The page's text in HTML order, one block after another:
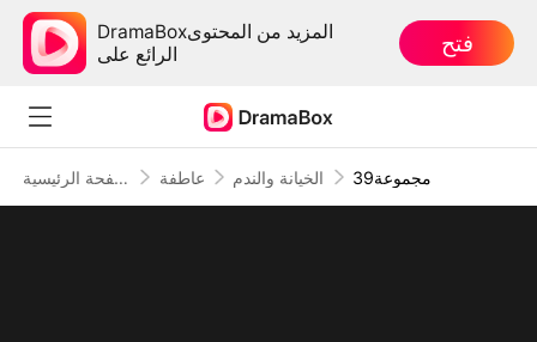
DramaBoxالمزيد من المحتوى
الرائع على
فتح
الصفحة الرئيسية عاطفة الخيانة والندم 39مجموعة